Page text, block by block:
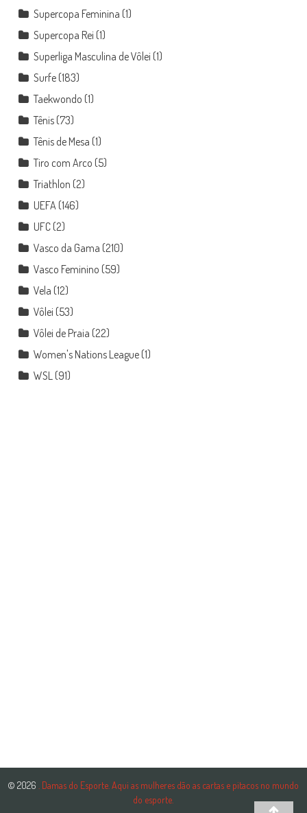
Supercopa Feminina (1)
Supercopa Rei (1)
Superliga Masculina de Vôlei (1)
Surfe(183)
Taekwondo (1)
Tênis(73)
Tênis de Mesa (1)
Tiro com Arco (5)
Triathlon (2)
UEFA (146)
UFC(2)
Vasco da Gama (210)
Vasco Feminino (59)
Vela (12)
Vôlei (53)
Vôlei de Praia (22)
Women's Nations League(1)
WSL (91)
© 2026 . Damas do Esporte. Aqui as mulheres dão as cartas e pitacos no mundo
do esporte.